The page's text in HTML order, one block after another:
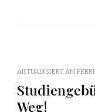
AKTUALISIERT AM
Weg!